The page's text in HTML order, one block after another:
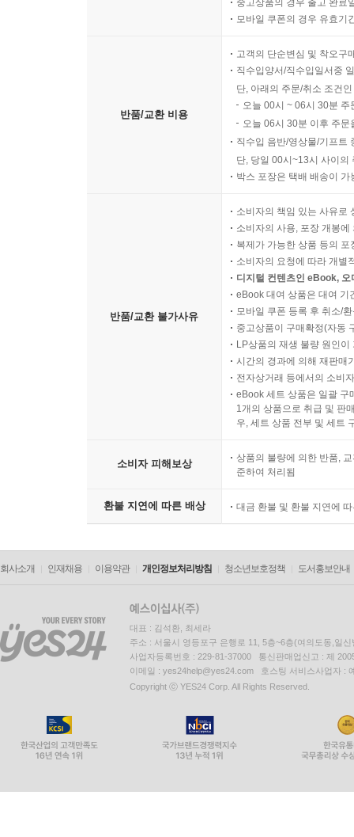
모바일 쿠폰의 경우 유효기
반품/교환 비용
고객의 단순변심 및 착오구
직수입양서/직수입일서중
단, 아래의 주문/취소 조건
오늘 00시 ~ 06시 30분
오늘 06시 30분 이후 주
직수입 음반/영상물/기프트
단, 당일 00시~13시 사이의
박스 포장은 택배 배송이
반품/교환 불가사유
소비자의 책임 있는 사유로
소비자의 사용, 포장 개봉
복제가 가능한 상품 등의
소비자의 요청에 따라 개별
디지털 컨텐츠인 eBook,
eBook 대여 상품은 대여 기
모바일 쿠폰 등록 후 취소/
중고상품이 구매확정(자동
LP상품의 재생 불량 원인
시간의 경과에 의해 재판매
전자상거래 등에서의 소비
eBook 세트 상품은 일괄 구
1개의 상품으로 취급 및 판
우, 세트 상품 전부 및 세트
소비자 피해보상
상품의 불량에 의한 반품,
준하여 처리됨
환불 지연에 따른 배상 대금 환불 및 환불 지연에
회사소개 인재채용 이용약관 개인정보처리방침 청소년보호정책 도서홍보안내
대표 : 김석환, 최세라
주소 : 서울시 영등포구 은행로 11, 5층~6층(여의도동,일신
사업자등록번호 : 229-81-37000 통신판매업신고 : 제
이메일 : yes24help@yes24.com 호스팅 서비스사업자 :
Copyright ⓒ YES24 Corp. All Rights Reserved.